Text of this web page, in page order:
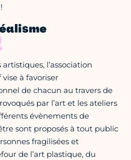
l’association
à favoriser
de chacun au travers de
par l’art et les ateliers
évènements de
sont proposés à tout public
fragilisées et
de l’art plastique, du